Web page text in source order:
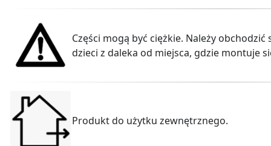
Części mogą być ciężkie. Należy
dzieci z daleka od miejsca, gdzie montuje
Produkt do użytku zewnętrznego.